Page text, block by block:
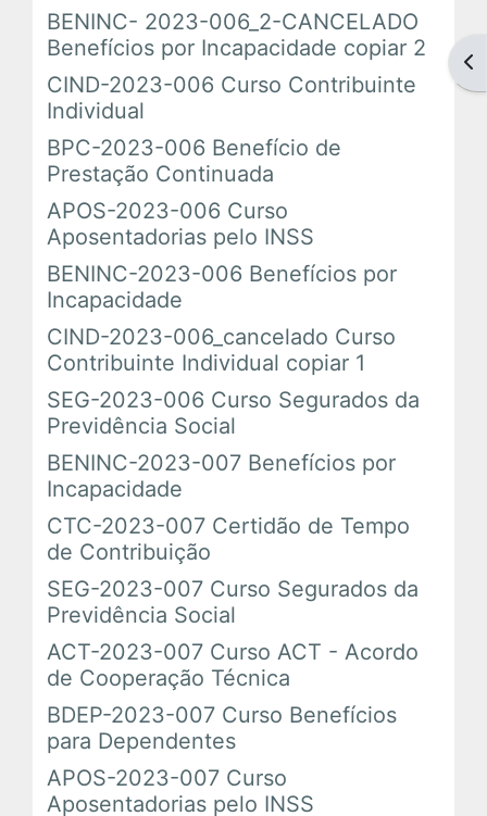
BENINC- 2023-006_2-CANCELADO
Benefícios por Incapacidade copiar 2
CIND-2023-006 Curso Contribuinte
Individual
BPC-2023-006 Benefício de
Prestação Continuada
APOS-2023-006 Curso
Aposentadorias pelo INSS
BENINC-2023-006 Benefícios por
Incapacidade
CIND-2023-006_cancelado Curso
Contribuinte Individual copiar 1
SEG-2023-006 Curso Segurados da
Previdência Social
BENINC-2023-007 Benefícios por
Incapacidade
CTC-2023-007 Certidão de Tempo
de Contribuição
SEG-2023-007 Curso Segurados da
Previdência Social
ACT-2023-007 Curso ACT - Acordo
de Cooperação Técnica
BDEP-2023-007 Curso Benefícios
para Dependentes
APOS-2023-007 Curso
Aposentadorias pelo INSS